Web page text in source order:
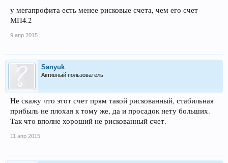
у мегапрофита есть менее рисковые счета, чем его счет
МП4.2
9 апр 2015
Sanyuk
Активный пользователь
Не скажу что этот счет прям такой рискованный, стабильная
прибыль не плохая к тому же, да и просадок нету больших.
Так что вполне хороший не рискованный счет.
11 апр 2015